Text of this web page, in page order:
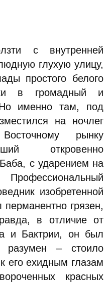
с внутренней
глухую улицу,
простого белого
в громадный и
именно там, под
на ночлег
рынку
откровенно
с ударением на
изобретенной
грязен,
в отличие от
и Бактрии, он был
– стоило
его ехидным глазам
красных